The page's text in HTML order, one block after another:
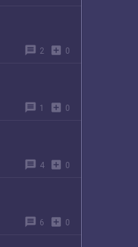
message 2 add_box 0
message 1 add_box 0
message 4 add_box 0
message 6 add_box 0